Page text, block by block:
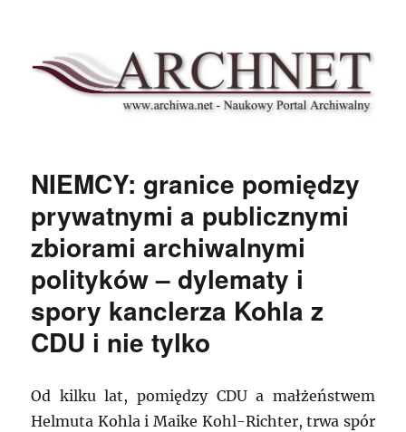
Archnet
NIEMCY: granice pomiędzy
prywatnymi a publicznymi
zbiorami archiwalnymi
polityków – dylematy i
spory kanclerza Kohla z
CDU i nie tylko
Od kilku lat, pomiędzy CDU a małżeństwem
Helmuta Kohla i Maike Kohl-Richter, trwa spór